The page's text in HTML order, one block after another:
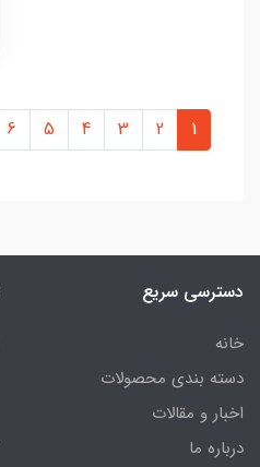
1
2
3
4
5
6
دسترسی سریع
خانه
دسته بندی محصولات
اخبار و مقالات
درباره ما